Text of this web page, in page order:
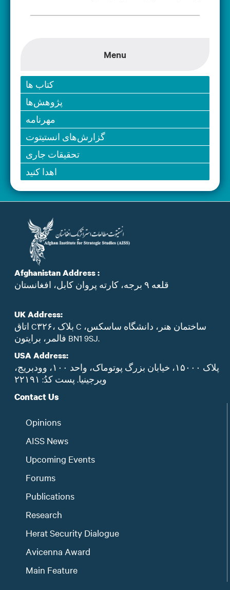
Menu
کتاب ها
پژوهش‌ها
مهرنامه
گزارش‌های انستیتوت
تحقیقات جاری
اهدا کنید
Afghanistan Address :
قلعه ۹ برجه، کارته پروان کابل، افغانستان
UK Address:
اتاق C۳۲۶، بلاک C ساختمان هنر، دانشگاه ساسکس،
فالمر، برایتون BN1 9SJ.
USA Address:
پلاک ۱۵۰۰۰، خیابان بزرگ پوتوماک، واحد ۱۰۰، وودبریج،
ویرجینیا. پست‌ کدُ: ۲۲۱۹۱
Contact Us
Opinions
AISS News
Upcoming Events
Forums
Publications
Research
Herat Security Dialogue
Avicenna Award
Main Feature